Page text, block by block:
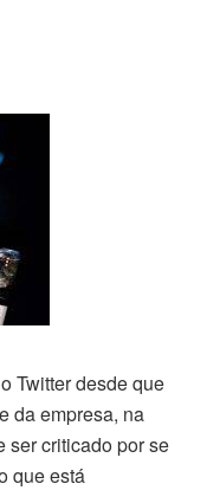
Twitter desde que
da empresa, na
ser criticado por se
que está